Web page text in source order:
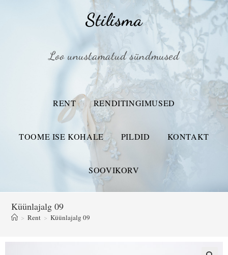
Stilisma
Loo unustamatud sündmused
RENT RENDITINGIMUSED
TOOME ISE KOHALE PILDID KONTAKT
SOOVIKORV
Küünlajalg 09
> Rent > Küünlajalg 09